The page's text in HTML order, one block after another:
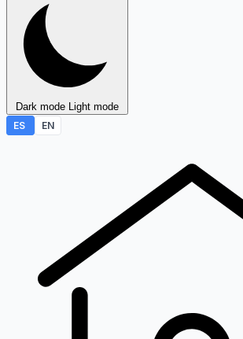
Dark mode Light mode
ES
EN